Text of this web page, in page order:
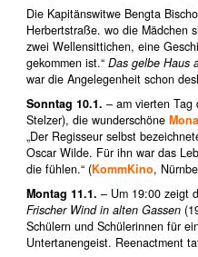
Die Kapitänswitwe Bengta
Herbertstraße. wo die Mädchen
zwei Wellensittichen, eine
gekommen ist.“ Das gelbe Haus
war die Angelegenheit schon
Sonntag 10.1. – am vierten Tag
Stelzer), die wunderschöne
„Der Regisseur selbst
Oscar Wilde. Für ihn war das
die fühlen.“ (KommKino,
Montag 11.1. – Um 19:00 zeigt
Frischer Wind in alten Gassen
Schülern und Schülerinnen für
Untertanengeist. Reenactment